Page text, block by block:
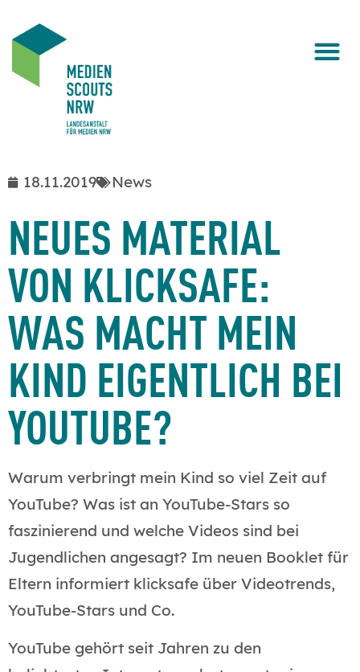
18.11.2019 News
NEUES MATERIAL
VON KLICKSAFE:
WAS MACHT MEIN
KIND EIGENTLICH BEI
YOUTUBE?
Warum verbringt mein Kind so viel Zeit auf
YouTube? Was ist an YouTube-Stars so
faszinierend und welche Videos sind bei
Jugendlichen angesagt? Im neuen Booklet für
Eltern informiert klicksafe über Videotrends,
YouTube-Stars und Co.
YouTube gehört seit Jahren zu den